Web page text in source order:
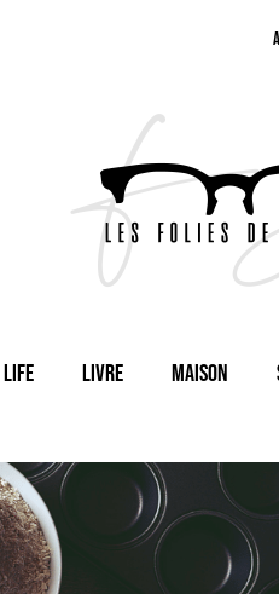
Life Livre Maison